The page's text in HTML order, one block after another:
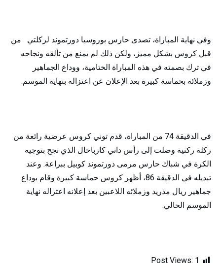
وفي نهاية المباراة، تصدى حارس بوروسيا دورتموند لركلتي من
قبل كروس بشكل مميز، ولكن ذلك لم يمنع من تألقه ونجاحه
في ترك بصمته في هذه المباراة الختامية، ووداع الجماهير
وزملائه بحماسة كبيرة بعد الإعلان عن اعتزاله بنهاية الموسم.
في الدقيقة 74 من المباراة، قدم توني كروس عرضية رائعة من
ركلة ركنية وصلت إلى رأس داني كارباخال الذي نجح بتوجيه
الكرة في شباك حارس مرمى دورتموند كوبيل ببراعة. وعند
تبديله في الدقيقة 86، أظهر كروس حماسة كبيرة وقام بوداع
جماهير ريال مدريد وزملائه اللاعبين بعد إعلانه اعتزاله نهاية
الموسم الحالي.
Post Views: 1